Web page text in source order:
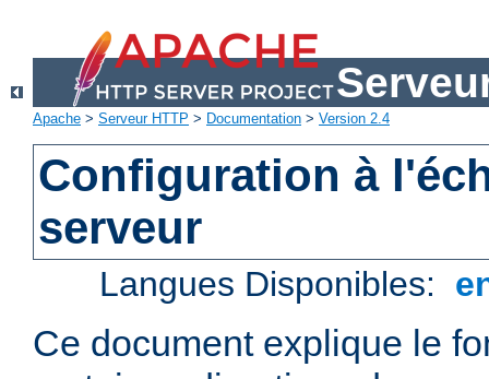
Apache > Serveur HTTP > Documentation > Version 2.4
Configuration à
serveur
Langues Disponibles:
Ce document explique le